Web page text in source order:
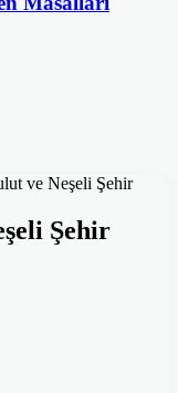
ve Neşeli Şehir
Şehir